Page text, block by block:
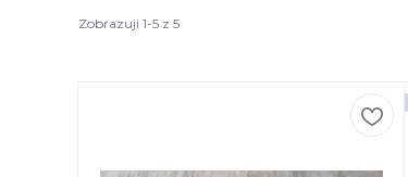
Zobrazuji 1-5 z 5